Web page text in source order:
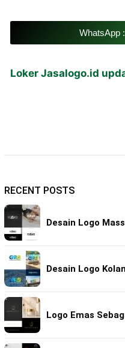
WhatsApp
Loker Jasalogo.id
RECENT POSTS
Desain Logo
Desain Logo
Logo Emas